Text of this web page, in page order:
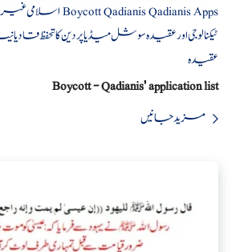
Boycott QadianisQadianis Apps اسلامی
ٹیکنالوجی اور عقیدہسوشل میڈیا پر دین کا تحفظ
عقیدہ
Boycott - Qadianis' application list
مزید جانیں